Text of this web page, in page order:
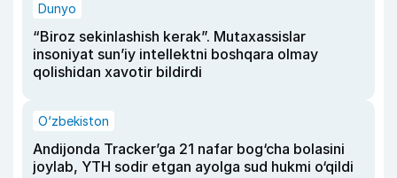
Dunyo
“Biroz sekinlashish kerak”. Mutaxassislar
insoniyat sun’iy intellektni boshqara olmay
qolishidan xavotir bildirdi
O‘zbekiston
Andijonda Tracker’ga 21 nafar bog‘cha bolasini
joylab, YTH sodir etgan ayolga sud hukmi o‘qildi